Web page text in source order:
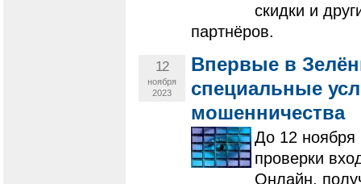
скидки и
партнёров.
12
ноября
2023
Впервые в
специальные
мошенничества
До 12 ноября
проверки
Онлайн,